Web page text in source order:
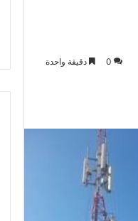
0 دقيقة واحدة